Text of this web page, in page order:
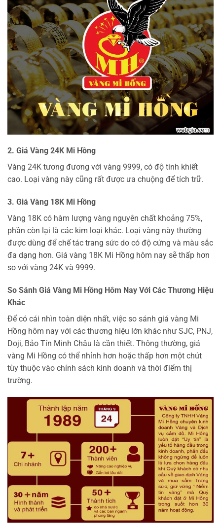
2. Giá Vàng 24K Mi Hồng
Vàng 24K tương đương với vàng 9999, có độ tinh khiết
cao. Loại vàng này cũng rất được ưa chuộng để tích trữ.
3. Giá Vàng 18K Mi Hồng
Vàng 18K có hàm lượng vàng nguyên chất khoảng 75%,
phần còn lại là các kim loại khác. Loại vàng này thường
được dùng để chế tác trang sức do có độ cứng và màu sắc
đa dạng hơn. Giá vàng 18K Mi Hồng hôm nay sẽ thấp hơn
so với vàng 24K và 9999.
So Sánh Giá Vàng Mi Hồng Hôm Nay Với Các Thương Hiệu
Khác
Để có cái nhìn toàn diện nhất, việc so sánh giá vàng Mi
Hồng hôm nay với các thương hiệu lớn khác như SJC, PNJ,
Doji, Bảo Tín Minh Châu là cần thiết. Thông thường, giá
vàng Mi Hồng có thể nhỉnh hơn hoặc thấp hơn một chút
tùy thuộc vào chính sách kinh doanh và thời điểm thị
trường.